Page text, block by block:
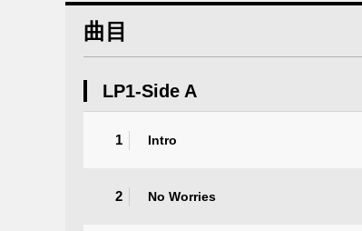
曲目
LP1-Side A
1 Intro
2 No Worries